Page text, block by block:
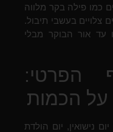
כמו פילה בקר מלווה
צלויים בעשבי תיבול.
עד אור הבוקר מבלי
הפרטי:
על הכמות
נישואין, יום הולדת